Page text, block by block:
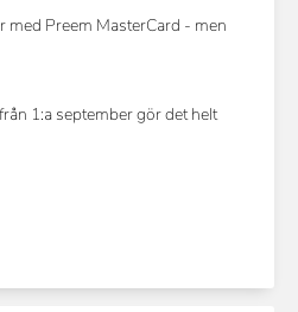
med Preem MasterCard - men
1:a september gör det helt